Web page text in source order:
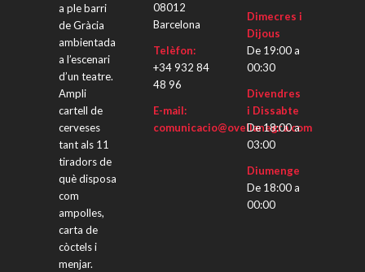
a ple barri
de Gràcia
ambientada
a l’escenari
d’un teatre.
Ampli
cartell de
cerveses
tant als 11
tiradors de
què disposa
com
ampolles,
carta de
còctels i
menjar.
08012
Barcelona
Telèfon:
+34 932 84
48 96
E-mail:
comunicacio@ovellanegra.com
Dimecres i
Dijous
De 19:00 a
00:30
Divendres
i Dissabte
De 18:00 a
03:00
Diumenge
De 18:00 a
00:00